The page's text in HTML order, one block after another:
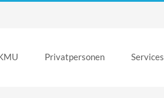
Privatpersonen Services